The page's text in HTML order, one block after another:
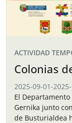
ACTIVIDAD
Colonias
2025-09-01-
El
Gernika junto
de Busturialdea